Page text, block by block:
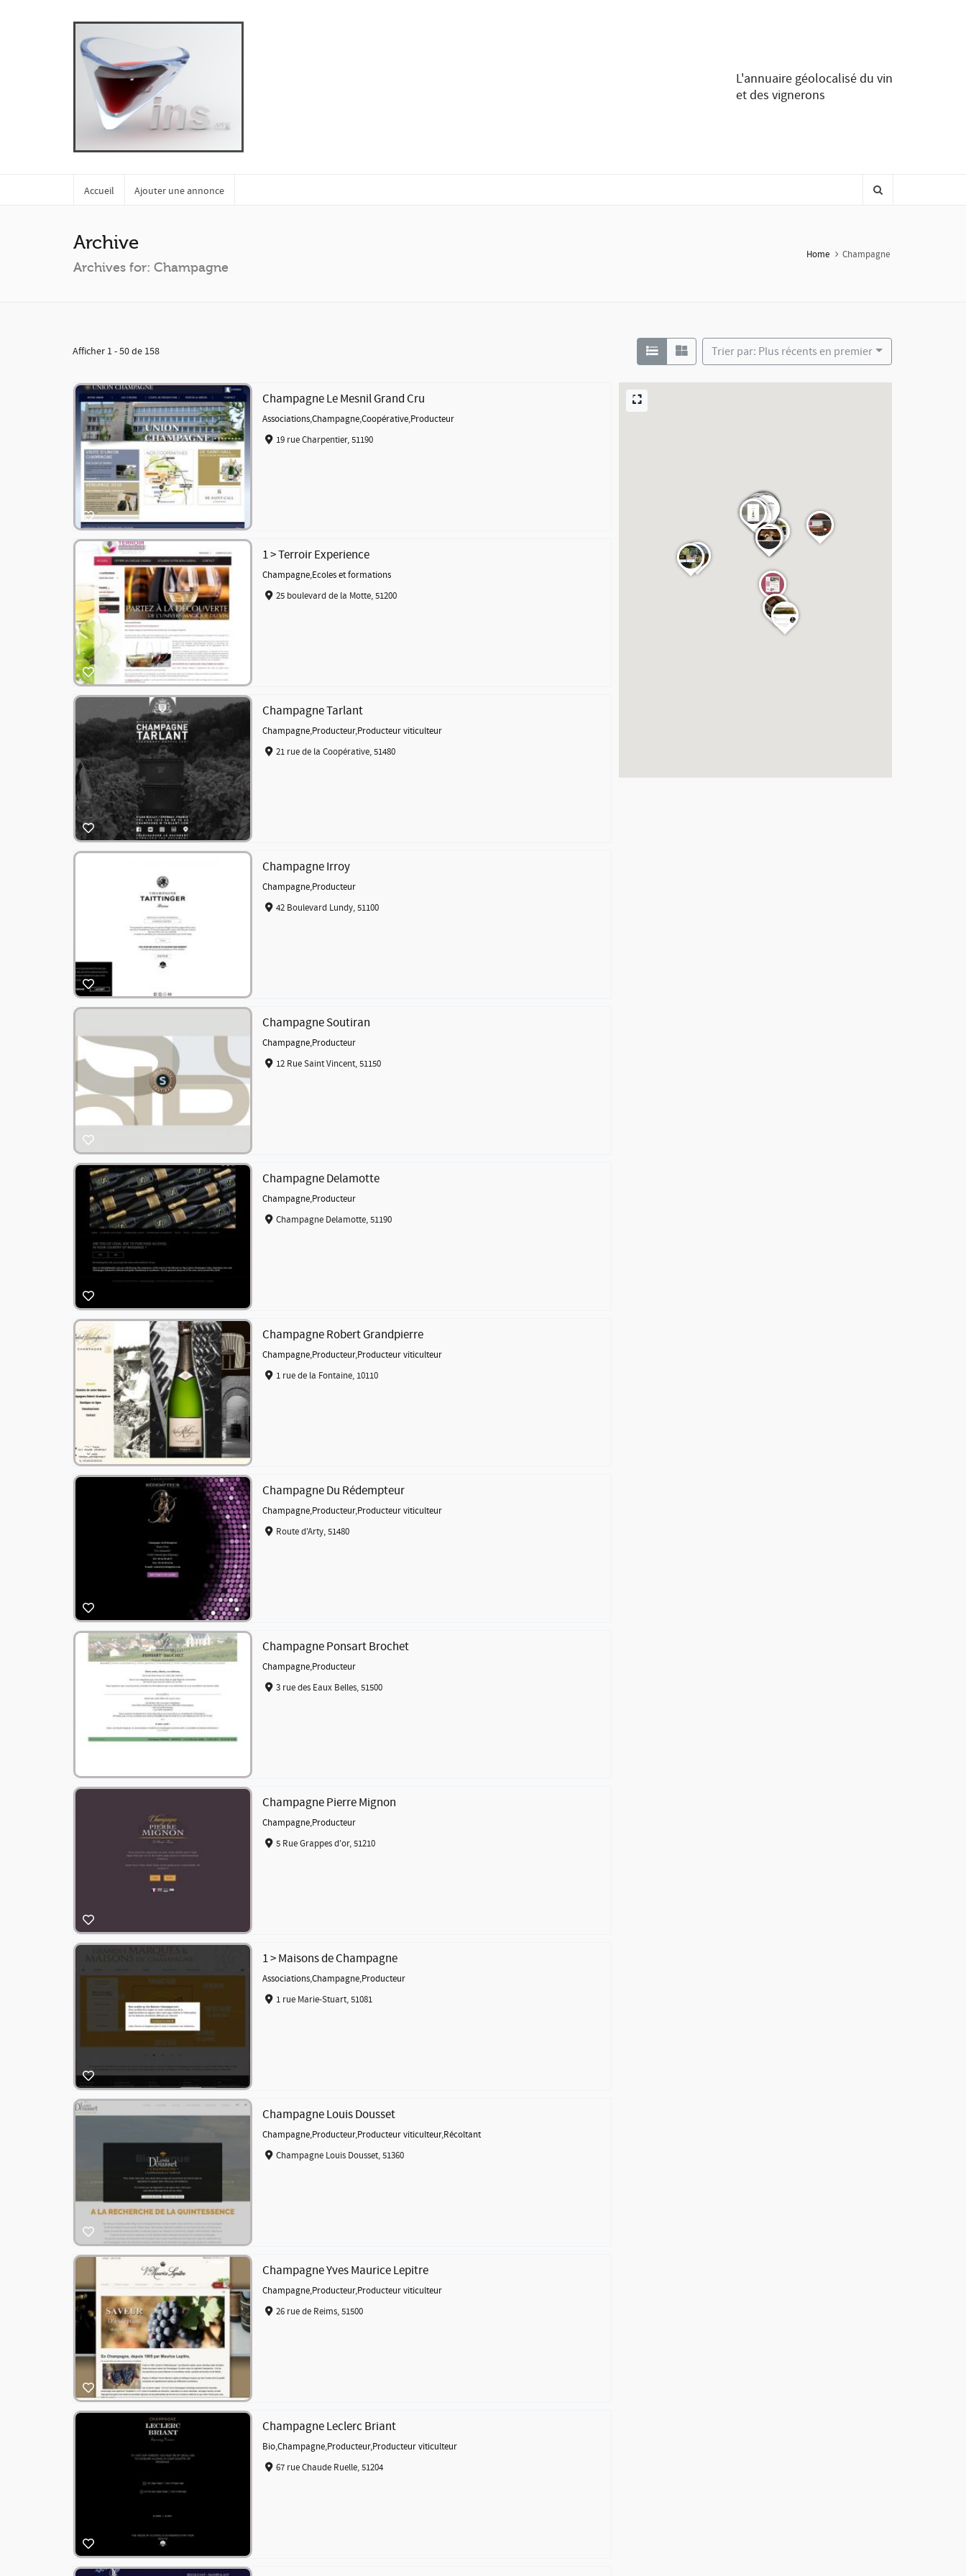
L'annuaire géolocalisé du vin
et des vignerons
Accueil Ajouter une annonce
Archive
Archives for: Champagne
Home Champagne
Afficher 1 - 50 de 158 Trier par: Plus récents en premier
Champagne Le Mesnil Grand Cru
Associations,Champagne,Coopérative,Producteur
19 rue Charpentier, 51190
1 > Terroir Experience
Champagne,Ecoles et formations
25 boulevard de la Motte, 51200
Champagne Tarlant
Champagne,Producteur,Producteur viticulteur
21 rue de la Coopérative, 51480
Champagne Irroy
Champagne,Producteur
42 Boulevard Lundy, 51100
Champagne Soutiran
Champagne,Producteur
12 Rue Saint Vincent, 51150
Champagne Delamotte
Champagne,Producteur
Champagne Delamotte, 51190
Champagne Robert Grandpierre
Champagne,Producteur,Producteur viticulteur
1 rue de la Fontaine, 10110
Champagne Du Rédempteur
Champagne,Producteur,Producteur viticulteur
Route d'Arty, 51480
Champagne Ponsart Brochet
Champagne,Producteur
3 rue des Eaux Belles, 51500
Champagne Pierre Mignon
Champagne,Producteur
5 Rue Grappes d'or, 51210
1 > Maisons de Champagne
Associations,Champagne,Producteur
1 rue Marie-Stuart, 51081
Champagne Louis Dousset
Champagne,Producteur,Producteur viticulteur,Récoltant
Champagne Louis Dousset, 51360
Champagne Yves Maurice Lepitre
Champagne,Producteur,Producteur viticulteur
26 rue de Reims, 51500
Champagne Leclerc Briant
Bio,Champagne,Producteur,Producteur viticulteur
67 rue Chaude Ruelle, 51204